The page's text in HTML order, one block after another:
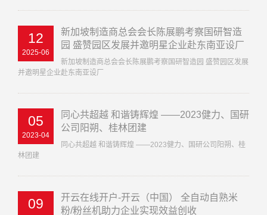
12
2025-06
新加坡制造商总会会长陈展鹏考察国研智造
园 盛赞园区发展并邀明星企业赴东南亚设厂
新加坡制造商总会会长陈展鹏考察国研智造园 盛赞园区发展
并邀明星企业赴东南亚设厂
05
2023-04
同心共超越 和谐铸辉煌 ——2023健力、国研
公司阳朔、桂林团建
同心共超越 和谐铸辉煌 ——2023健力、国研公司阳朔、桂
林团建
09
开云在线开户-开云（中国） 全自动自熟米
粉/粉丝机助力企业实现效益创收